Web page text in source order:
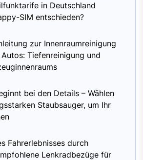
in Deutschland
SIM entschieden?
zur Innenraumreinigung
Tiefenreinigung und
bei den Details – Wählen
Staubsauger, um Ihr
Fahrerlebnisses durch
Lenkradbezüge für